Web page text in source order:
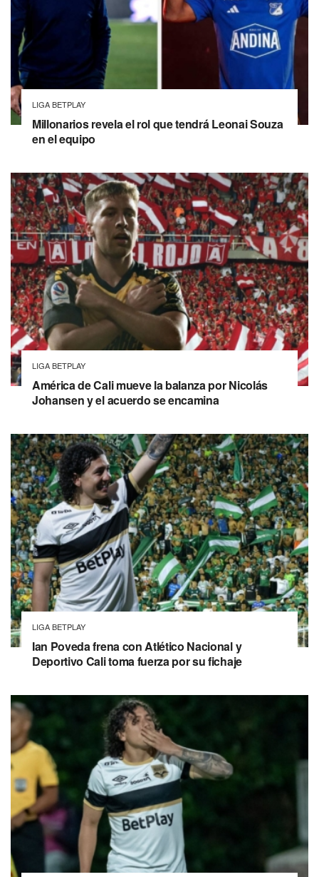
LIGA BETPLAY
Millonarios revela el rol que tendrá Leonai Souza
en el equipo
LIGA BETPLAY
América de Cali mueve la balanza por Nicolás
Johansen y el acuerdo se encamina
LIGA BETPLAY
Ian Poveda frena con Atlético Nacional y
Deportivo Cali toma fuerza por su fichaje